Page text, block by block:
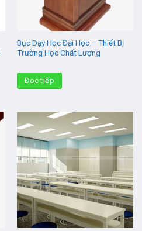
Bục Dạy Học Đại Học – Thiết Bị
Trường Học Chất Lượng
Đọc tiếp